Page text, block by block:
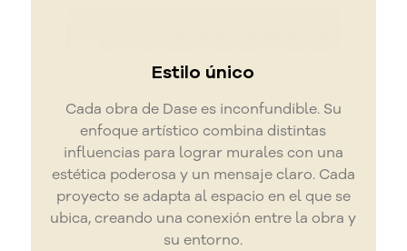
Estilo único
Cada obra de Dase es inconfundible. Su
enfoque artístico combina distintas
influencias para lograr murales con una
estética poderosa y un mensaje claro. Cada
proyecto se adapta al espacio en el que se
ubica, creando una conexión entre la obra y
su entorno.